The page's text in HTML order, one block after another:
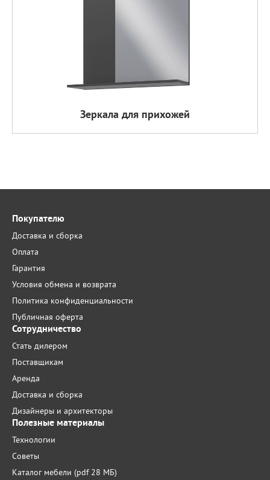
Зеркала для прихожей
Покупателю
Доставка и сборка
Оплата
Гарантия
Условия обмена и возврата
Политика конфиденциальности
Публичная оферта
Сотрудничество
Стать дилером
Поставщикам
Аренда
Доставка и сборка
Дизайнеры и архитекторы
Полезные материалы
Технологии
Советы
Каталог мебели (pdf 28 МБ)